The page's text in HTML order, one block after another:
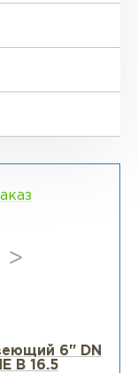
6" DN
B 16.5